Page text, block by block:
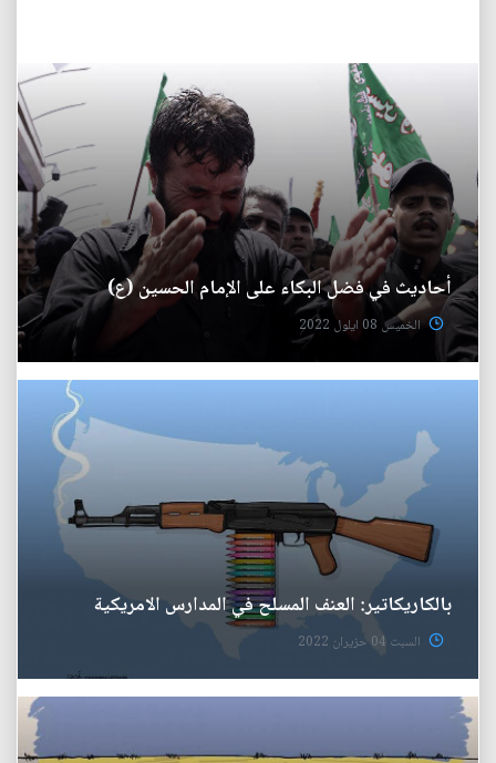
أحاديث في فضل البكاء على الإمام الحسين (ع)
الخميس 08 ايلول 2022
بالكاريكاتير: العنف المسلح في المدارس الامريكية
السبت 04 حزيران 2022